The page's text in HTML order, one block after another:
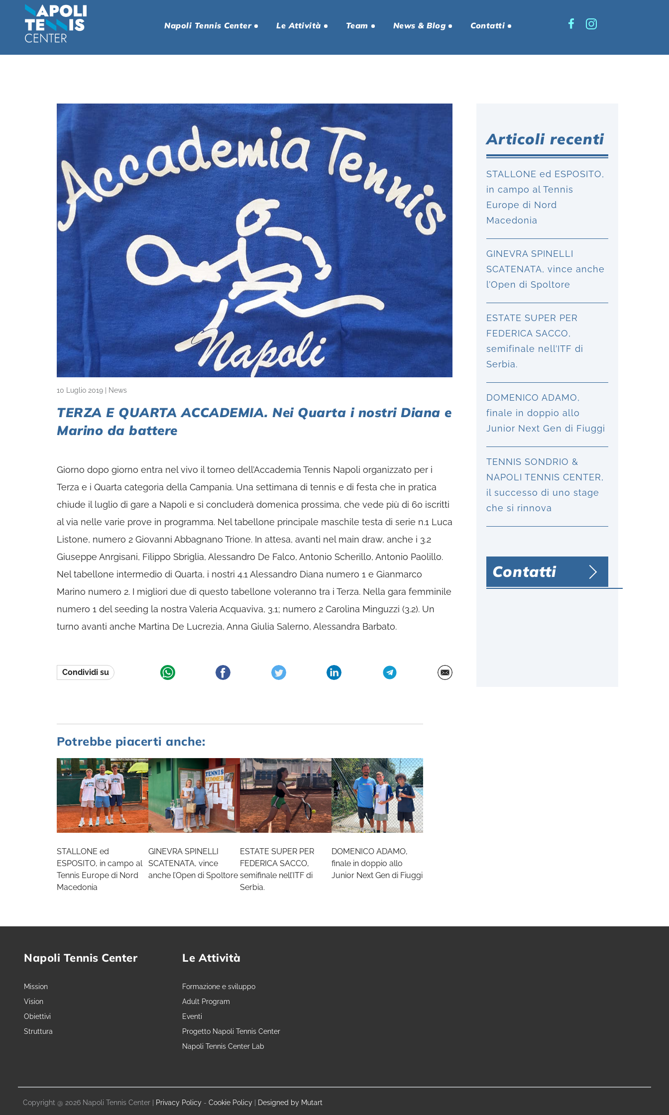
Napoli Tennis Center Le Attività Team News & Blog Contatti
10 Luglio 2019 News
TERZA E QUARTA ACCADEMIA. Nei Quarta i nostri Diana e
Marino da battere
Giorno dopo giorno entra nel vivo il torneo dell’Accademia Tennis Napoli organizzato per i
Terza e i Quarta categoria della Campania. Una settimana di tennis e di festa che in pratica
chiude il luglio di gare a Napoli e si concluderà domenica prossima, che vede più di 60 iscritti
al via nelle varie prove in programma. Nel tabellone principale maschile testa di serie n.1 Luca
Listone, numero 2 Giovanni Abbagnano Trione. In attesa, avanti nel main draw, anche i 3.2
Giuseppe Anrgisani, Filippo Sbriglia, Alessandro De Falco, Antonio Scherillo, Antonio Paolillo.
Nel tabellone intermedio di Quarta, i nostri 4.1 Alessandro Diana numero 1 e Gianmarco
Marino numero 2. I migliori due di questo tabellone voleranno tra i Terza. Nella gara femminile
numero 1 del seeding la nostra Valeria Acquaviva, 3.1; numero 2 Carolina Minguzzi (3.2). Un
turno avanti anche Martina De Lucrezia, Anna Giulia Salerno, Alessandra Barbato.
Condividi su
Articoli recenti
STALLONE ed ESPOSITO,
in campo al Tennis
Europe di Nord
Macedonia
GINEVRA SPINELLI
SCATENATA, vince anche
l’Open di Spoltore
ESTATE SUPER PER
FEDERICA SACCO,
semifinale nell’ITF di
Serbia.
DOMENICO ADAMO,
finale in doppio allo
Junior Next Gen di Fiuggi
TENNIS SONDRIO &
NAPOLI TENNIS CENTER,
il successo di uno stage
che si rinnova
Contatti
Potrebbe piacerti anche:
STALLONE ed
ESPOSITO, in campo al
Tennis Europe di Nord
Macedonia
GINEVRA SPINELLI
SCATENATA, vince
anche l’Open di Spoltore
ESTATE SUPER PER
FEDERICA SACCO,
semifinale nell’ITF di
Serbia.
DOMENICO ADAMO,
finale in doppio allo
Junior Next Gen di Fiuggi
Napoli Tennis Center
Mission
Vision
Obiettivi
Struttura
Le Attività
Formazione e sviluppo
Adult Program
Eventi
Progetto Napoli Tennis Center
Napoli Tennis Center Lab
Copyright @ 2026 Napoli Tennis Center | Privacy Policy - Cookie Policy Designed by Mutart